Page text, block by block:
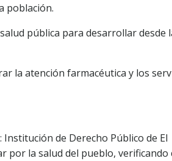
población.
pública para desarrollar desde
la atención farmacéutica y los
Institución de Derecho Público de El
por la salud del pueblo, verificando